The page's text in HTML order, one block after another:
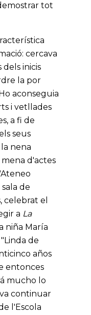
tot
cercava
inicis
la por
aconseguia
i vetllades
a fi de
seus
nena
d'actes
de
celebrat el
a La
niña María
de
años
entonces
mucho lo
continuar
l'Escola